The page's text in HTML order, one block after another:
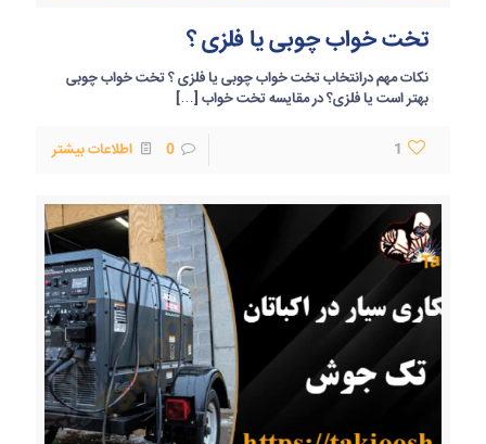
تخت خواب چوبی یا فلزی ؟
نکات مهم درانتخاب تخت خواب چوبی یا فلزی ؟ تخت خواب چوبی
بهتر است یا فلزی؟ در مقایسه تخت خواب […]
1
0 اطلاعات بیشتر